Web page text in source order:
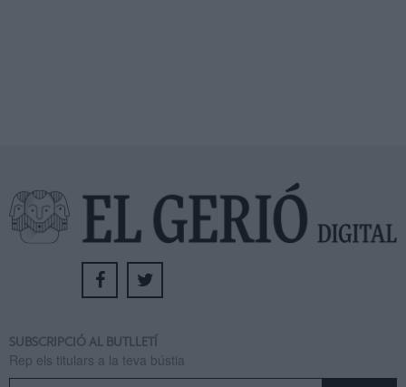
SUBSCRIPCIÓ AL BUTLLETÍ
Rep els titulars a la teva bústia